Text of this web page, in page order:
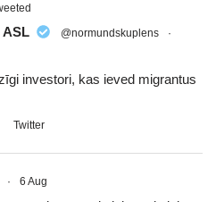
ASL @normundskuplens
·
investori, kas ieved migrantus
Twitter
· 6 Aug